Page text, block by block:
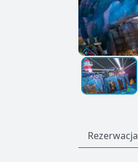
Rezerwacja